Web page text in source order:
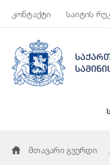
კონტაქტი საიტის
მთავარი გვერდი